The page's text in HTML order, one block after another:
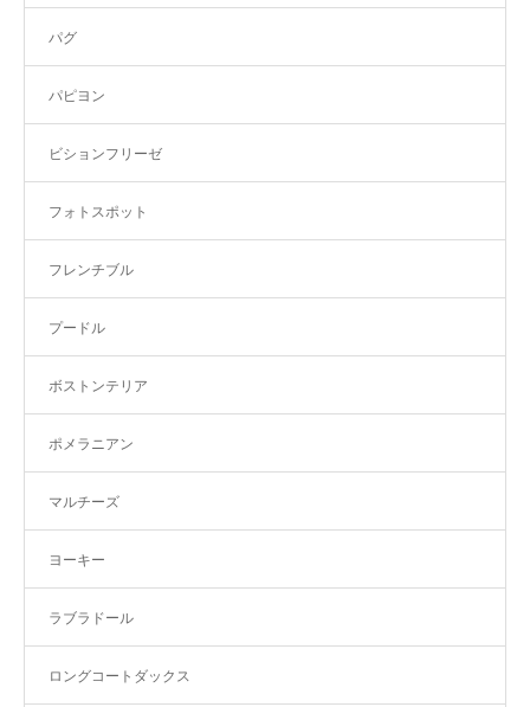
パグ
パピヨン
ビションフリーゼ
フォトスポット
フレンチブル
プードル
ボストンテリア
ポメラニアン
マルチーズ
ヨーキー
ラブラドール
ロングコートダックス